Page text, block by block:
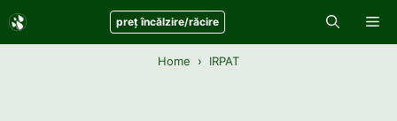
Sari
la
preț încălzire/răcire
Home IRPAT